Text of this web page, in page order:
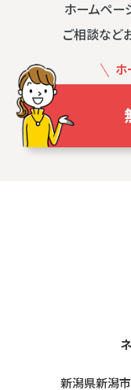
ホームペー
ご相談など
ホ
新潟県新潟